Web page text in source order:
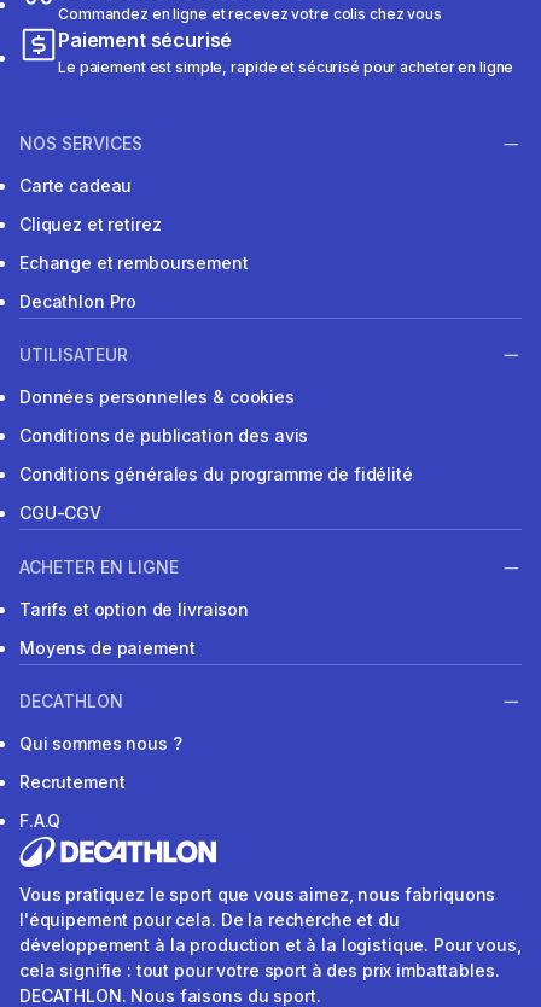
Commandez en ligne et recevez votre colis chez vous
Paiement sécurisé
Le paiement est simple, rapide et sécurisé pour acheter en ligne
NOS SERVICES
Carte cadeau
Cliquez et retirez
Echange et remboursement
Decathlon Pro
UTILISATEUR
Données personnelles & cookies
Conditions de publication des avis
Conditions générales du programme de fidélité
CGU-CGV
ACHETER EN LIGNE
Tarifs et option de livraison
Moyens de paiement
DECATHLON
Qui sommes nous ?
Recrutement
F.A.Q
Vous pratiquez le sport que vous aimez, nous fabriquons
l'équipement pour cela. De la recherche et du
développement à la production et à la logistique. Pour vous,
cela signifie : tout pour votre sport à des prix imbattables.
DECATHLON. Nous faisons du sport.